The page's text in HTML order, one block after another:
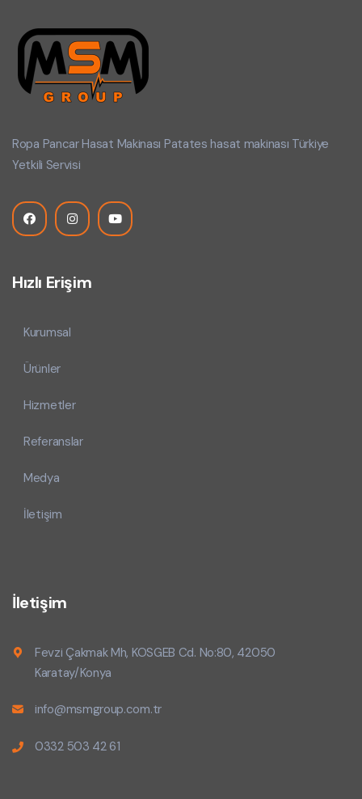
Ropa Pancar Hasat Makinası Patates hasat makinası Türkiye
Yetkili Servisi
Hızlı Erişim
Kurumsal
Ürünler
Hizmetler
Referanslar
Medya
İletişim
İletişim
Fevzi Çakmak Mh, KOSGEB Cd. No:80, 42050
Karatay/Konya
info@msmgroup.com.tr
0332 503 42 61